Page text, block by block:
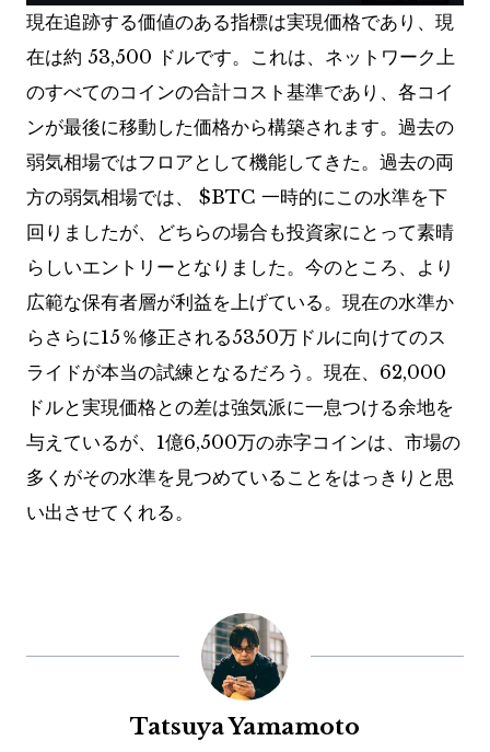
現在追跡する価値のある指標は実現価格であり、現
在は約 53,500 ドルです。これは、ネットワーク上
のすべてのコインの合計コスト基準であり、各コイ
ンが最後に移動した価格から構築されます。過去の
弱気相場ではフロアとして機能してきた。過去の両
方の弱気相場では、 $BTC 一時的にこの水準を下
回りましたが、どちらの場合も投資家にとって素晴
らしいエントリーとなりました。今のところ、より
広範な保有者層が利益を上げている。現在の水準か
らさらに15％修正される5350万ドルに向けてのス
ライドが本当の試練となるだろう。現在、62,000
ドルと実現価格との差は強気派に一息つける余地を
与えているが、1億6,500万の赤字コインは、市場の
多くがその水準を見つめていることをはっきりと思
い出させてくれる。
Tatsuya Yamamoto